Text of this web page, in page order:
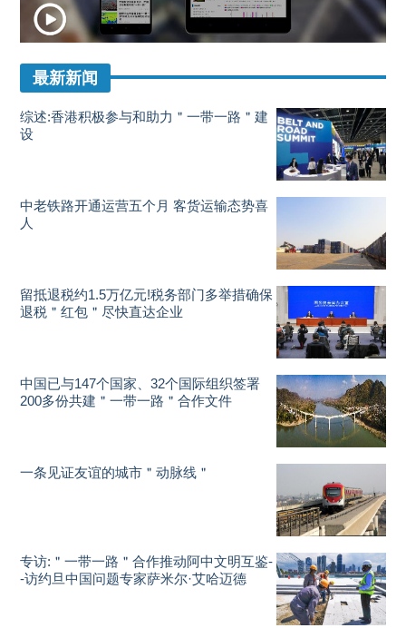
最新新闻
综述:香港积极参与和助力＂一带一路＂建
设
中老铁路开通运营五个月 客货运输态势喜
人
留抵退税约1.5万亿元!税务部门多举措确保
退税＂红包＂尽快直达企业
中国已与147个国家、32个国际组织签署
200多份共建＂一带一路＂合作文件
一条见证友谊的城市＂动脉线＂
专访:＂一带一路＂合作推动阿中文明互鉴-
-访约旦中国问题专家萨米尔·艾哈迈德